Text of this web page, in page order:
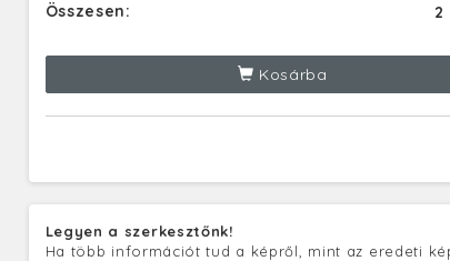
Összesen: 2
Kosárba
Legyen a szerkesztőnk!
Ha több információt tud a képről, mint az eredeti